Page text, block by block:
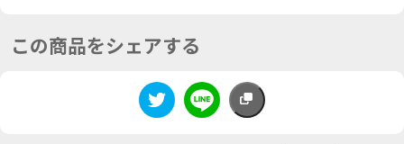
この商品をシェアする